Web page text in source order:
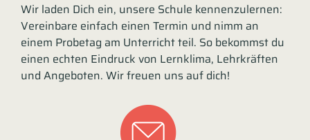
Wir laden Dich ein, unsere Schule kennenzulernen:
Vereinbare einfach einen Termin und nimm an
einem Probetag am Unterricht teil. So bekommst du
einen echten Eindruck von Lernklima, Lehrkräften
und Angeboten. Wir freuen uns auf dich!